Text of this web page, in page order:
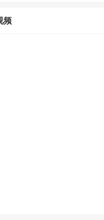
频